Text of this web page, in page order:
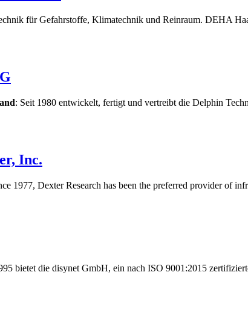
für Gefahrstoffe, Klimatechnik und Reinraum. DEHA
: Seit 1980 entwickelt, fertigt und vertreibt die Delphin
Inc.
1977, Dexter Research has been the preferred provider of
bietet die disynet GmbH, ein nach ISO 9001:2015